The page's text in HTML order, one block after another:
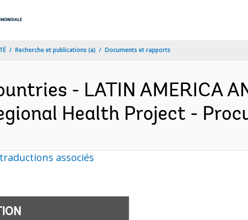
Recherche et publications (a) Documents et rapports
- LATIN AMERICA
Health Project -
associés